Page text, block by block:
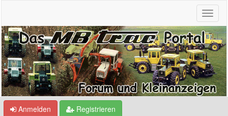
Anmelden Registrieren